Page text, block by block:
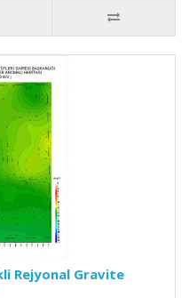
Rejyonal Gravite